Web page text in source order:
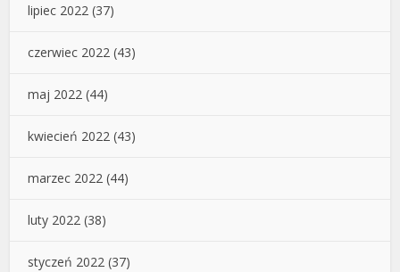
lipiec 2022 (37)
czerwiec 2022 (43)
maj 2022 (44)
kwiecień 2022 (43)
marzec 2022 (44)
luty 2022 (38)
styczeń 2022 (37)